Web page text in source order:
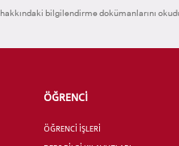
hakkındaki bilgilendirme dokümanlarını
ÖĞRENCİ
ÖĞRENCİ İŞLERİ